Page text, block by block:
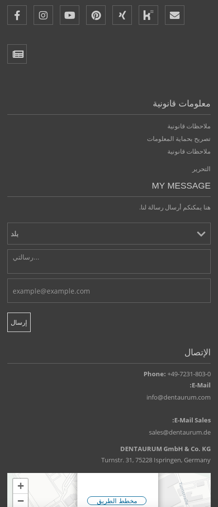
معلومات قانونية
ملاحظات قانونية
تصريح بحماية المعلومات
ملاحظات قانونية
التحرير
MY MESSAGE
هنا يمكنكم أرسال رسالة لنا.
الإتصال
Phone: +49-7231-803-0
E-Mail:
info@dentaurum.com
E-Mail Sales:
sales@dentaurum.de
DENTAURUM GmbH & Co. KG
Turnstr. 31, 75228 Ispringen, Germany